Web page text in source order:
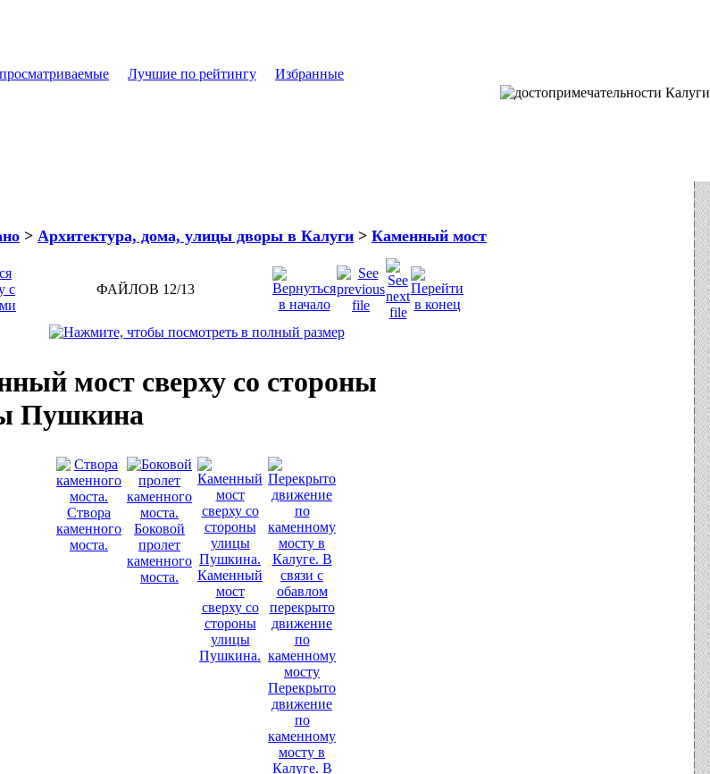
Лучшие по рейтингу Избранные
> Архитектура, дома, улицы дворы в Калуги > Каменный мост
ФАЙЛОВ 12/13
мост сверху со стороны
Пушкина
Створа
каменного
моста.
Боковой
пролет
каменного
моста.
Каменный
мост
сверху со
стороны
улицы
Пушкина.
Перекрыто
движение
по
каменному
мосту в
Калуге. В